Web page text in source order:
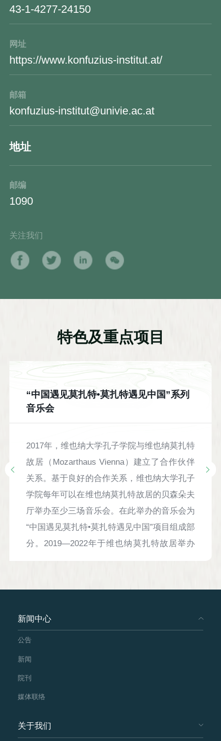
43-1-4277-24150
网址
https://www.konfuzius-institut.at/
邮箱
konfuzius-institut@univie.ac.at
地址
邮编
1090
关注我们
特色及重点项目
“中国遇见莫扎特•莫扎特遇见中国”系列
音乐会
2017年，维也纳大学孔子学院与维也纳莫扎特
故居（Mozarthaus Vienna）建立了合作伙伴
关系。基于良好的合作关系，维也纳大学孔子
学院每年可以在维也纳莫扎特故居的贝森朵夫
厅举办至少三场音乐会。在此举办的音乐会为
“中国遇见莫扎特•莫扎特遇见中国”项目组成部
分。2019—2022年于维也纳莫扎特故居举办
的音乐会：2019年4月“丝绸之路沿途美妙之
奏会；2020年10月“贾宝玉遇上费加罗”朗诵音
提琴、钢琴演奏会；2022年6月“琵琶与诗歌”
朗诵音乐会。
新闻中心
公告
新闻
院刊
媒体联络
关于我们